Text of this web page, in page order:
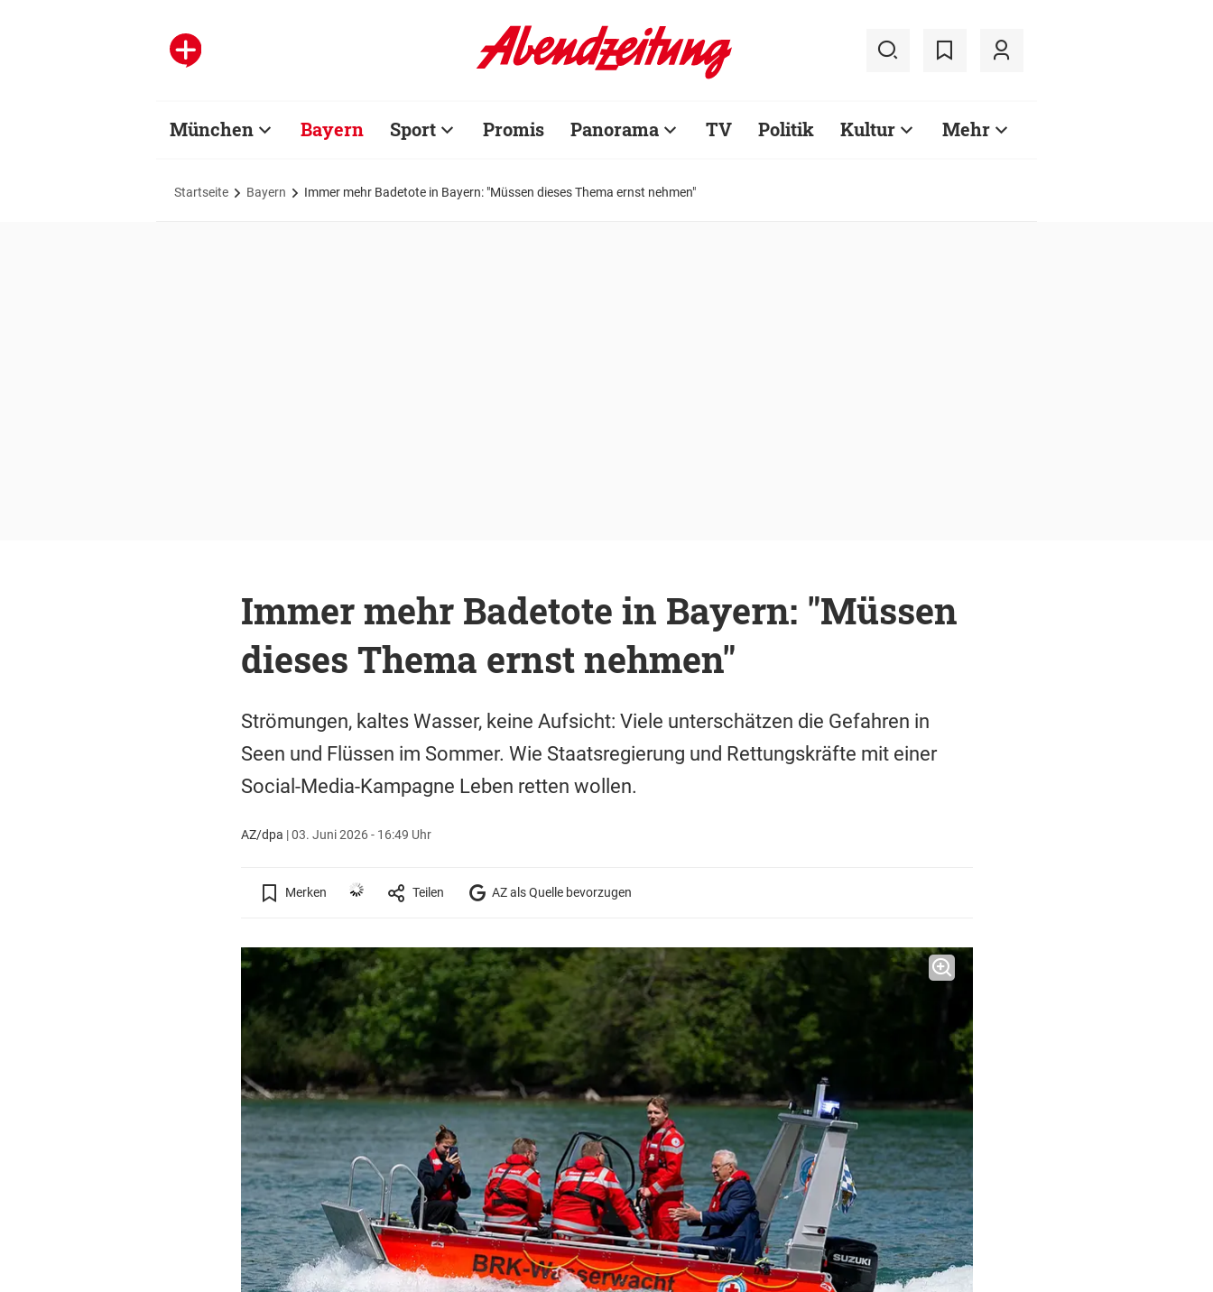
München Bayern Sport Promis Panorama TV Politik Kultur Mehr
Startseite Bayern Immer mehr Badetote in Bayern: "Müssen dieses Thema ernst nehmen"
Immer mehr Badetote in Bayern: "Müssen
dieses Thema ernst nehmen"
Strömungen, kaltes Wasser, keine Aufsicht: Viele unterschätzen die Gefahren in
Seen und Flüssen im Sommer. Wie Staatsregierung und Rettungskräfte mit einer
Social-Media-Kampagne Leben retten wollen.
AZ/dpa |03. Juni 2026 - 16:49 Uhr
Merken Teilen AZ als Quelle bevorzugen